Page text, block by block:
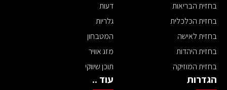
בחזית הבריאות
בחזית הכלכלית
בחזית לאישה
בחזית היהדות
בחזית המוזיקה
דעות
גלריות
המטבחון
מזג אוויר
תוכן שיווקי
הגדרות עוד ..